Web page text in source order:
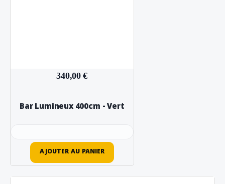
340,00 €
Bar Lumineux 400cm - Vert
AJOUTER AU PANIER